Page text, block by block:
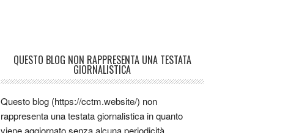
QUESTO BLOG NON RAPPRESENTA UNA TESTATA
GIORNALISTICA
Questo blog (https://cctm.website/) non
rappresenta una testata giornalistica in quanto
viene aggiornato senza alcuna periodicità.